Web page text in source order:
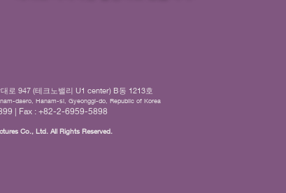
로 947 (테크노밸리 U1 center) B동 1213호
daero, Hanam-si, Gyeonggi-do, Republic of Korea
| Fax : +82-2-6959-5898
Co., Ltd. All Rights Reserved.